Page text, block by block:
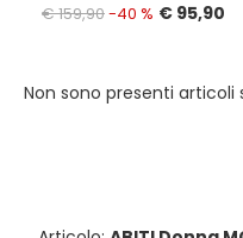
€ 159,90-40 % € 95,90
Non sono presenti articoli